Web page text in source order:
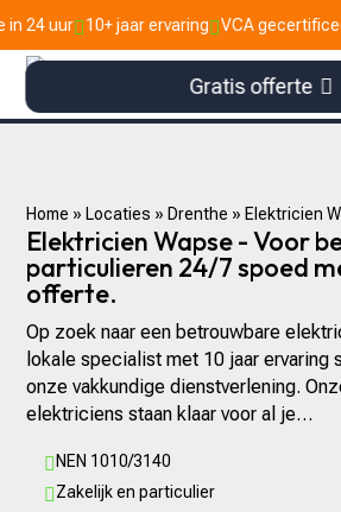
10+ jaar ervaringVCA gecertificeerd24/
Gratis offerte
Home » Locaties » Drenthe » Elektricien
Elektricien Wapse - Voor
particulieren 24/7 spoed
offerte.
Op zoek naar een betrouwbare
lokale specialist met 10 jaar ervaring
onze vakkundige dienstverlening.
elektriciens staan klaar voor al je…
NEN 1010/3140
Zakelijk en particulier